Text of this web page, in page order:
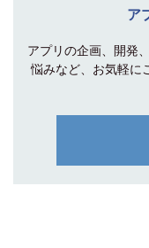
ア
アプリの企画、開発
悩みなど、お気軽に